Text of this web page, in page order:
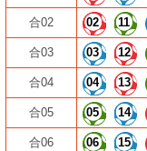
合02 02 11
合03 03 12
合04 04 13
合05 05 14
合06 06 15